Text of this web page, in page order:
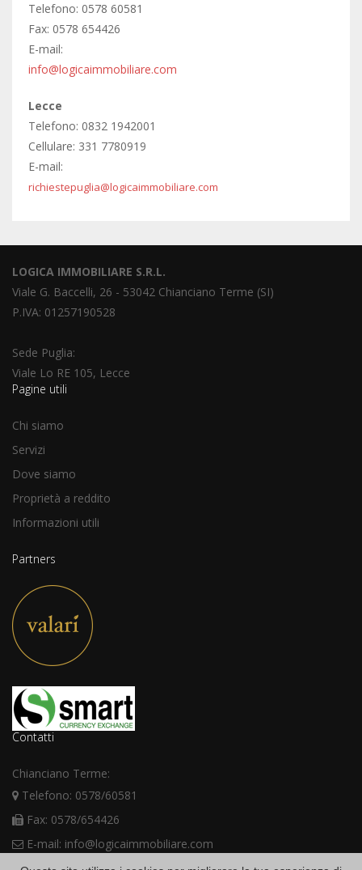
Telefono: 0578 60581
Fax: 0578 654426
E-mail:
info@logicaimmobiliare.com
Lecce
Telefono: 0832 1942001
Cellulare: 331 7780919
E-mail:
richiestepuglia@logicaimmobiliare.com
LOGICA IMMOBILIARE S.R.L.
Viale G. Baccelli, 26 - 53042 Chianciano Terme (SI)
P.IVA: 01257190528
Sede Puglia:
Viale Lo RE 105, Lecce
Pagine utili
Chi siamo
Servizi
Dove siamo
Proprietà a reddito
Informazioni utili
Partners
Contatti
Chianciano Terme:
Telefono: 0578/60581
Fax: 0578/654426
E-mail: info@logicaimmobiliare.com